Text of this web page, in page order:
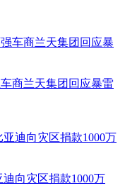
商兰天集团回应暴雷
向灾区捐款1000万